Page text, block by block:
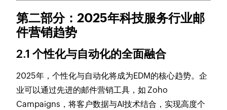
第二部分：2025年科技服务行业邮
件营销趋势
2.1 个性化与自动化的全面融合
2025年，个性化与自动化将成为EDM的核心趋势。企
业可以通过先进的邮件营销工具，如 Zoho
Campaigns，将客户数据与AI技术结合，实现高度个